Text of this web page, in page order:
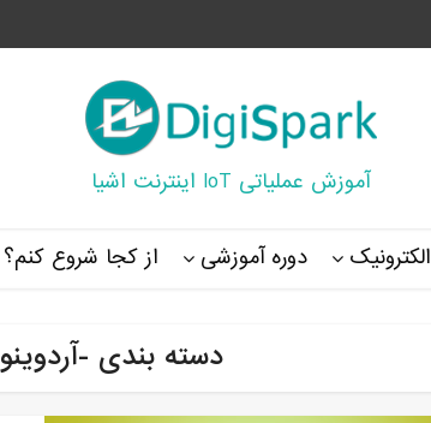
آموزش عملیاتی IoT اینترنت اشیا
الکترونیک دوره آموزشی از کجا شروع کنم؟
دسته بندی -آردوینو Arduino Uno